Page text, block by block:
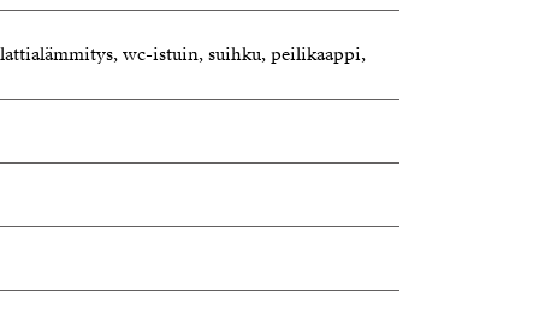
wc-istuin, suihku, peilikaappi,